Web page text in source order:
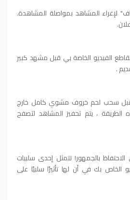
لإغراء المشاهد بمواصلة المشاهدة.
الفيديو الخاصة بي قبل مشهد كبير
.
قبل سحب لحم خروف مشوي كامل خارج
، يتم تحفيز المشاهد لتصفح
بالجمهور! تتمثل إحدى سلبيات
الخاص بك في أن لها تأثيرًا سلبيًا على